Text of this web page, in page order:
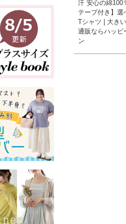
汗 安心の綿100
テープ付き】選
Tシャツ | 大き
通販ならハッピ
ン